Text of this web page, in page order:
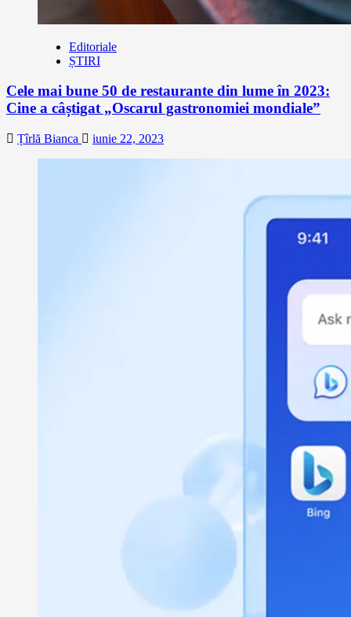
Editoriale
ȘTIRI
Cele mai bune 50 de restaurante din lume în 2023:
Cine a câștigat „Oscarul gastronomiei mondiale”
Țîrlă Bianca iunie 22, 2023